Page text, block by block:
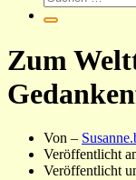
Zum
Von –
Veröffentlicht
Veröffentlicht